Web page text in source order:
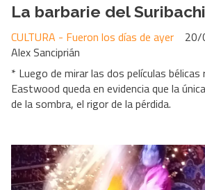
La barbarie del Suribachi
Alex Sanciprián
CULTURA - Fueron los días de ayer 20/
* Luego de mirar las dos películas bélicas
Eastwood queda en evidencia que la
de la sombra, el rigor de la pérdida.